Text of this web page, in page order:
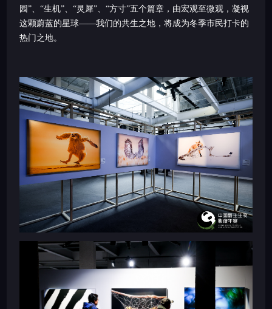
园”、“生机”、“灵犀”、“方寸”五个篇章，由宏观至微观，凝视
这颗蔚蓝的星球——我们的共生之地，将成为冬季市民打卡的
热门之地。